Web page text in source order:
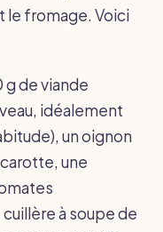
le fromage. Voici
g de viande
idéalement
un oignon
carotte, une
à soupe de